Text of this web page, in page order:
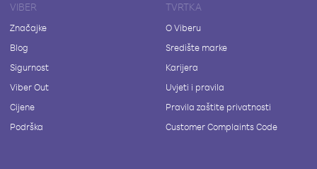
VIBER
Značajke
Blog
Sigurnost
Viber Out
Cijene
Podrška
TVRTKA
O Viberu
Središte marke
Karijera
Uvjeti i pravila
Pravila zaštite privatnosti
Customer Complaints Code